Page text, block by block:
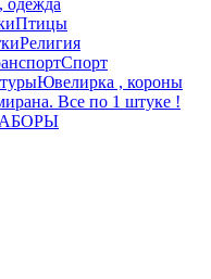
Птицы
Религия
Спорт
Ювелирка , короны
Все по 1 штуке !